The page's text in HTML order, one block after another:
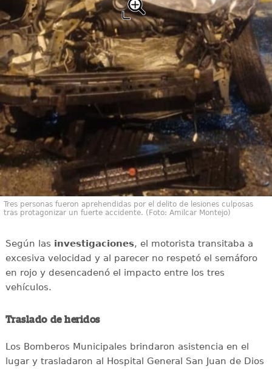
Tres personas fueron aprehendidas por el delito de lesiones culposas
tras protagonizar un fuerte accidente. (Foto: Amilcar Montejo)
Según las investigaciones, el motorista transitaba a
excesiva velocidad y al parecer no respetó el semáforo
en rojo y desencadenó el impacto entre los tres
vehículos.
Traslado de heridos
Los Bomberos Municipales brindaron asistencia en el
lugar y trasladaron al Hospital General San Juan de Dios